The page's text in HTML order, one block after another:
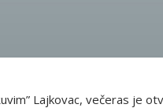
Lajkovac, večeras je